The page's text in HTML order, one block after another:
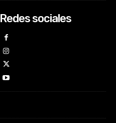
Redes sociales